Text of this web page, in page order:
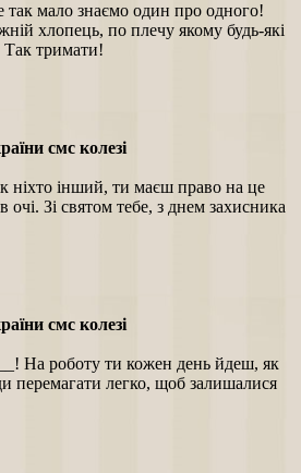
мало знаємо один про одного!
хлопець, по плечу якому будь-які
Так тримати!
смс колезі
ніхто інший, ти маєш право на це
Зі святом тебе, з днем захисника
смс колезі
На роботу ти кожен день йдеш, як
перемагати легко, щоб залишалися